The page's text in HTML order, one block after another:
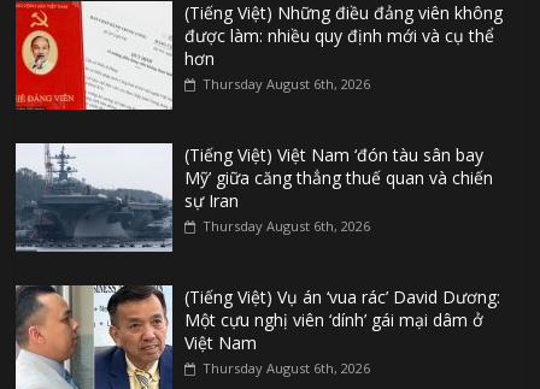
(Tiếng Việt) Những điều đảng viên không
được làm: nhiều quy định mới và cụ thể
hơn
Thursday August 6th, 2026
(Tiếng Việt) Việt Nam ‘đón tàu sân bay
Mỹ’ giữa căng thẳng thuế quan và chiến
sự Iran
Thursday August 6th, 2026
(Tiếng Việt) Vụ án ‘vua rác’ David Dương:
Một cựu nghị viên ‘dính’ gái mại dâm ở
Việt Nam
Thursday August 6th, 2026